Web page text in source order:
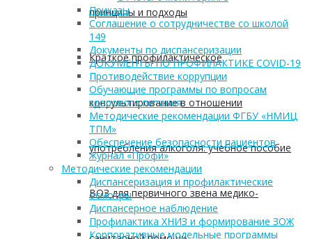
принципы и подходы
Краткое профилактическое
консультирование в отношении
употребления алкоголя: учебное пособие
ВОЗ для первичного звена медико-
Приказы
Соглашение о сотрудничестве со школой
149
Документы по диспансеризации
ДОКУМЕНТЫ ПО ПРОФИЛАКТИКЕ COVID-19
Противодействие коррупции
Обучающие программы по вопросам
здорового питания
Методические рекомендации ФГБУ «НМИЦ
ТПМ»
Обеспечение безопасности пациентов
Журнал «Профи»
Методические рекомендации
Диспансеризация и профилактические
осмотры
Диспансерное наблюдение
Профилактика ХНИЗ и формирование ЗОЖ
Корпоративные модельные программы